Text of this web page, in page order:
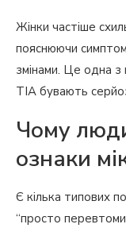
Жінки частіше
пояснюючи
змінами. Це одна з
ТІА бувають
Чому
ознаки
Є кілька типових
“просто